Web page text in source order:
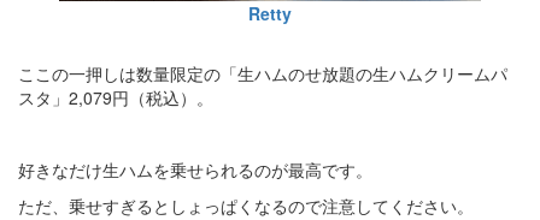
Retty
ここの一押しは数量限定の「生ハムのせ放題の生ハムクリームパ
スタ」2,079円（税込）。
好きなだけ生ハムを乗せられるのが最高です。
ただ、乗せすぎるとしょっぱくなるので注意してください。